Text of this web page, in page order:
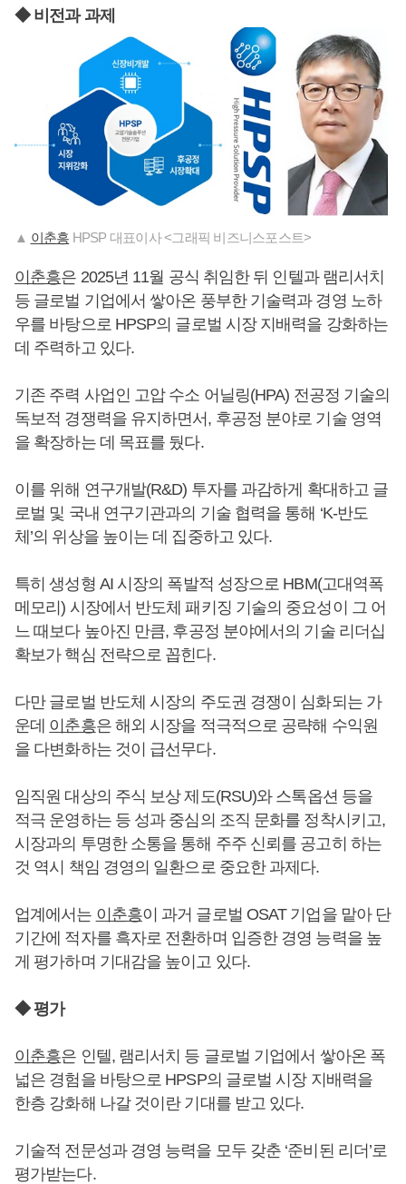
◆ 비전과 과제
▲ 이춘흥 HPSP 대표이사 <그래픽 비즈니스포스트>
이춘흥은 2025년 11월 공식 취임한 뒤 인텔과 램리서치
등 글로벌 기업에서 쌓아온 풍부한 기술력과 경영 노하
우를 바탕으로 HPSP의 글로벌 시장 지배력을 강화하는
데 주력하고 있다.
기존 주력 사업인 고압 수소 어닐링(HPA) 전공정 기술의
독보적 경쟁력을 유지하면서, 후공정 분야로 기술 영역
을 확장하는 데 목표를 뒀다.
이를 위해 연구개발(R&D) 투자를 과감하게 확대하고 글
로벌 및 국내 연구기관과의 기술 협력을 통해 ‘K-반도
체’의 위상을 높이는 데 집중하고 있다.
특히 생성형 AI 시장의 폭발적 성장으로 HBM(고대역폭
메모리) 시장에서 반도체 패키징 기술의 중요성이 그 어
느 때보다 높아진 만큼, 후공정 분야에서의 기술 리더십
확보가 핵심 전략으로 꼽힌다.
다만 글로벌 반도체 시장의 주도권 경쟁이 심화되는 가
운데 이춘흥은 해외 시장을 적극적으로 공략해 수익원
을 다변화하는 것이 급선무다.
임직원 대상의 주식 보상 제도(RSU)와 스톡옵션 등을
적극 운영하는 등 성과 중심의 조직 문화를 정착시키고,
시장과의 투명한 소통을 통해 주주 신뢰를 공고히 하는
것 역시 책임 경영의 일환으로 중요한 과제다.
업계에서는 이춘흥이 과거 글로벌 OSAT 기업을 맡아 단
기간에 적자를 흑자로 전환하며 입증한 경영 능력을 높
게 평가하며 기대감을 높이고 있다.
◆ 평가
이춘흥은 인텔, 램리서치 등 글로벌 기업에서 쌓아온 폭
넓은 경험을 바탕으로 HPSP의 글로벌 시장 지배력을
한층 강화해 나갈 것이란 기대를 받고 있다.
기술적 전문성과 경영 능력을 모두 갖춘 ‘준비된 리더’로
평가받는다.